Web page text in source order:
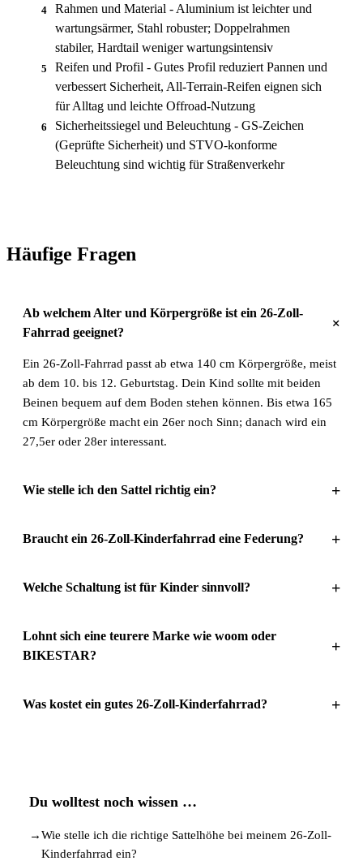
4
Rahmen und Material - Aluminium ist leichter und
wartungsärmer, Stahl robuster; Doppelrahmen
stabiler, Hardtail weniger wartungsintensiv
5
Reifen und Profil - Gutes Profil reduziert Pannen und
verbessert Sicherheit, All-Terrain-Reifen eignen sich
für Alltag und leichte Offroad-Nutzung
6
Sicherheitssiegel und Beleuchtung - GS-Zeichen
(Geprüfte Sicherheit) und STVO-konforme
Beleuchtung sind wichtig für Straßenverkehr
Häufige Fragen
Ab welchem Alter und Körpergröße ist ein 26-Zoll-
Fahrrad geeignet?
+
Ein 26-Zoll-Fahrrad passt ab etwa 140 cm Körpergröße, meist
ab dem 10. bis 12. Geburtstag. Dein Kind sollte mit beiden
Beinen bequem auf dem Boden stehen können. Bis etwa 165
cm Körpergröße macht ein 26er noch Sinn; danach wird ein
27,5er oder 28er interessant.
Wie stelle ich den Sattel richtig ein? +
Braucht ein 26-Zoll-Kinderfahrrad eine Federung? +
Welche Schaltung ist für Kinder sinnvoll? +
Lohnt sich eine teurere Marke wie woom oder
BIKESTAR?
+
Was kostet ein gutes 26-Zoll-Kinderfahrrad? +
Du wolltest noch wissen …
→Wie stelle ich die richtige Sattelhöhe bei meinem 26-Zoll-
Kinderfahrrad ein?